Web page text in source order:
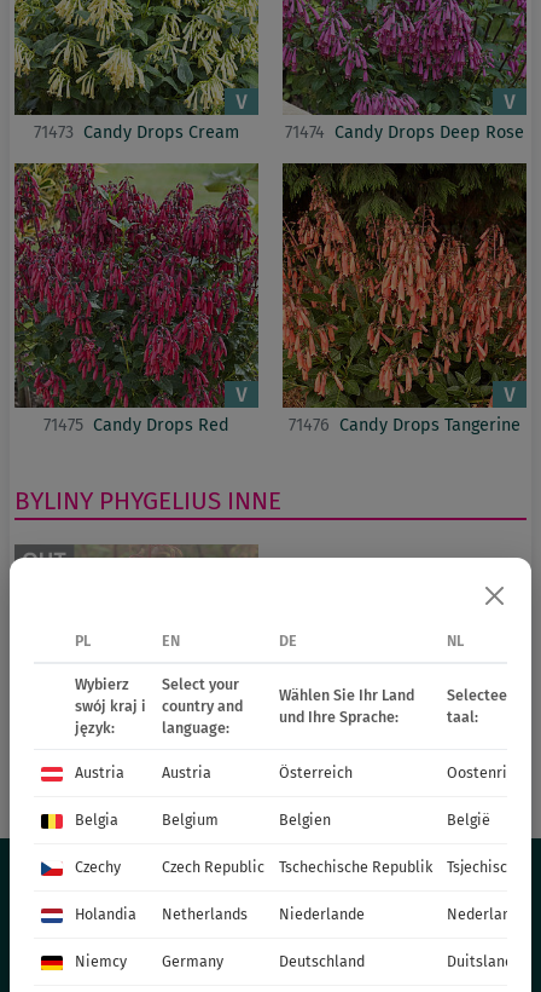
71473 Candy Drops Cream 71474 Candy Drops Deep Rose
71475 Candy Drops Red 71476 Candy Drops Tangerine
BYLINY PHYGELIUS INNE
PL EN DE NL
Wybierz
swój kraj i
język:
Select your
country and
language:
Wählen Sie Ihr Land
und Ihre Sprache:
Selecteer uw
taal:
Austria Austria Österreich Oostenrijk
Belgia Belgium Belgien België
Czechy Czech Republic Tschechische Republik Tsjechische
Holandia Netherlands Niederlande Nederland
Niemcy Germany Deutschland Duitsland